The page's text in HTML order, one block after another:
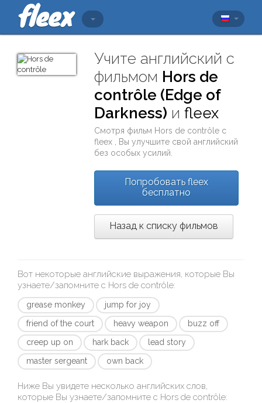
Учите английский с
фильмом Hors de
contrôle (Edge of
Darkness) иfleex
Смотря фильм Hors de contrôle с
fleex
, Вы улучшите свой английский
без особых усилий.
Попробовать fleex
бесплатно
Назад к списку фильмов
Вот некоторые английские выражения, которые Вы
узнаете/запомните с Hors de contrôle:
grease monkey
jump for joy
friend of the court
heavy weapon
buzz off
creep up on
hark back
lead story
master sergeant
own back
Ниже Вы увидете несколько английских слов,
которые Вы узнаете/запомните с Hors de contrôle: